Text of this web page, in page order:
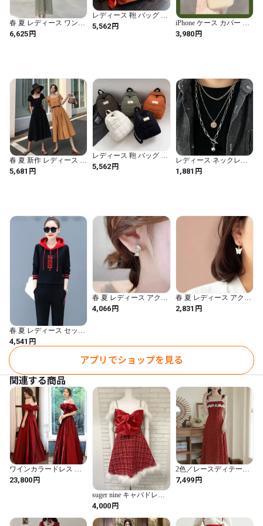
ご了承ください。
クロネコヤマトで発送いたします。
【返品について】
商品に欠陥がある場合を除き、
基本的には返品には応じません。
以上の点をご理解の上
ご注文をお願いいたします。
※ご注文前にご確認ください※
・当店では100％新品です。
・モニター画像によって実物と若干異なって見える場合がありま
す。
・ご注文後、ご希望の商品の在庫を確認いたします。
・在庫切れ、生産中止となっている
ケースもございます。
※上記サイズには1-3㎝程の誤差がある場合がございます。
その場合はキャンセル、
もしくは返金対応とさせていただきます。
・ご注文の際に必ずサイズやカラーの選択を
ご確認の上お願いします。
もしサイズやカラーの選択を
春 夏 レディース ワンピ
ース 透かしニット ミド
ル丈 Vネック きれいめ
6,625円
レディース 鞄 バッグ リ
ュック リュックサック
原宿系 可愛い バックパ
5,562円
iPhone ケース カバー ス
マホケース 抹茶 韓国風
抹茶ラテ 可愛い 原宿系
3,980円
春 夏 新作 レディース セ
ットアップ スクエアネ
ック 半袖 スカート ハイ
5,681 円
レディース 鞄 バッグ リ
ュック リュックサック
原宿系 可愛い クッショ
5,562円
レディース ネックレス
シルバー 3連 チェーン
ボールコイン チョーカ
1,881 円
春 夏 レディース セット
アップ 上下セット 半袖
パーカー Tシャツ フード
付き スポーティ カジュ
アル ストリート系 白 黒
赤 紫 4カラー 大きいサ
イズ 体型カバー ゆった
り 普段着 部屋着 運動着
韓国 きれいめ プチプラ
YN-6-20
4,541 円
春 夏 レディース アクセ
サリー ピアス バタフラ
イ 蝶 シンプル 普段使い
4,066円
春 夏 レディース アクセ
サリー イヤリング バタ
フライ 蝶 シンプル 普段
2,831 円
アプリでショップを見る
関連する商品
ワインカラードレス フ
リルオフショルダー 二
次会 前撮り 後どり
23,800円
suger nine キャバドレス
ファー リボン フレア ビ
ジューストラップ チェ
ックツイードラメ M 734
4,000円
2色／レースディテール
フローラルキャミワンピ
・76807
7,499円